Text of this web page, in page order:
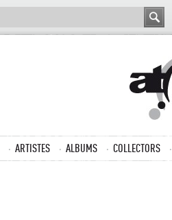
ARTISTES ALBUMS COLLECTORS